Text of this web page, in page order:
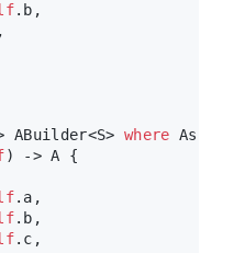
.b,
ABuilder<S> where
) -> A {
.a,
.b,
.c,